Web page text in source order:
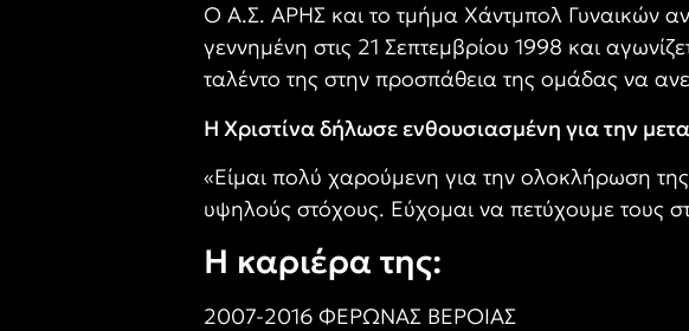
Ο Α.Σ. ΑΡΗΣ και το τμήμα Χάντμπολ Γυναικών
γεννημένη στις 21 Σεπτεμβρίου 1998 και
ταλέντο της στην προσπάθεια της ομάδας να
Η Χριστίνα δήλωσε ενθουσιασμένη για την
«Είμαι πολύ χαρούμενη για την ολοκλήρωση
υψηλούς στόχους. Εύχομαι να πετύχουμε τους
Η καριέρα της:
2007-2016 ΦΕΡΩΝΑΣ ΒΕΡΟΙΑΣ